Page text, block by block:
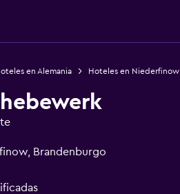
en Alemania Hoteles en Niederfinow
Brandenburgo